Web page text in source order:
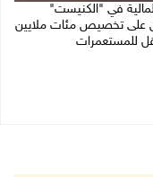
في "الكنيست"
على تخصيص مئات ملايين
للمستعمرات